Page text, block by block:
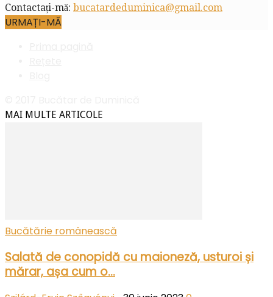
Contactați-mă: bucatardeduminica@gmail.com
URMAȚI-MĂ
MAI MULTE ARTICOLE
Bucătărie românească
Salată de conopidă cu maioneză, usturoi și
mărar, așa cum o...